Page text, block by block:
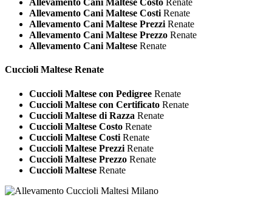
Allevamento Cani Maltese Costo Renate
Allevamento Cani Maltese Costi Renate
Allevamento Cani Maltese Prezzi Renate
Allevamento Cani Maltese Prezzo Renate
Allevamento Cani Maltese Renate
Cuccioli Maltese Renate
Cuccioli Maltese con Pedigree Renate
Cuccioli Maltese con Certificato Renate
Cuccioli Maltese di Razza Renate
Cuccioli Maltese Costo Renate
Cuccioli Maltese Costi Renate
Cuccioli Maltese Prezzi Renate
Cuccioli Maltese Prezzo Renate
Cuccioli Maltese Renate